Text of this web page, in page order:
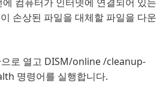
컴퓨터가 인터넷에 연결되어 있는
손상된 파일을 대체할 파일을 다운
로 열고 DISM/online /cleanup-
명령어를 실행합니다.